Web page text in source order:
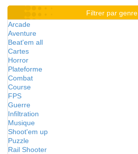
Filtrer par genre
Arcade
Aventure
Beat'em all
Cartes
Horror
Plateforme
Combat
Course
FPS
Guerre
Infiltration
Musique
Shoot'em up
Puzzle
Rail Shooter